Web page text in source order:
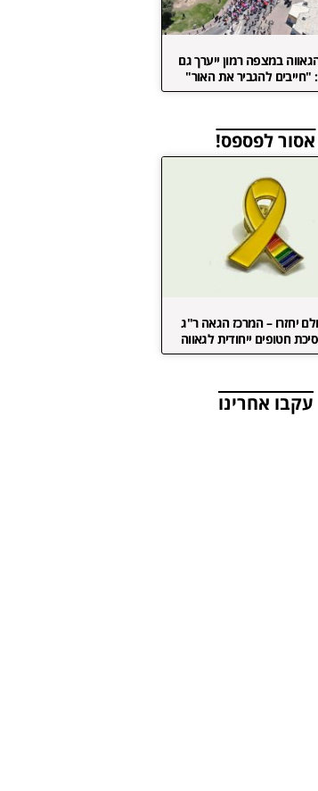
במצפה רמון ייערך גם
להגביר את האור"
אסור לפספס!
יחזרו – המרכז הגאה ר"ג
חטופים ייחודית לגאווה
עקבו אחרינו